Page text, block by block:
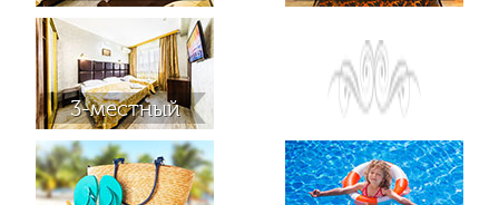
3-местный